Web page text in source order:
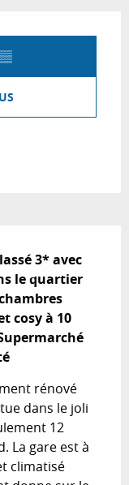
3* avec
le quartier
cosy à 10
rénové
dans le joli
12
La gare est à
climatisé